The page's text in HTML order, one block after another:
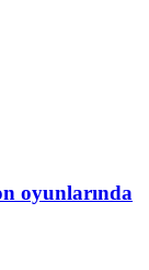
oyunlarında